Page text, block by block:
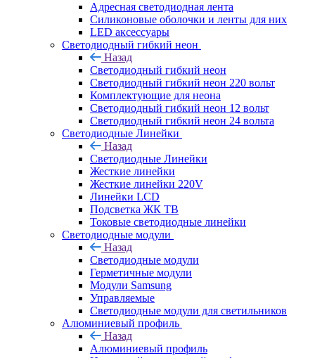
Адресная светодиодная лента
Силиконовые оболочки и ленты для них
LED аксессуары
Светодиодный гибкий неон
Назад
Светодиодный гибкий неон
Светодиодный гибкий неон 220 вольт
Комплектующие для неона
Светодиодный гибкий неон 12 вольт
Светодиодный гибкий неон 24 вольта
Светодиодные Линейки
Назад
Светодиодные Линейки
Жесткие линейки
Жесткие линейки 220V
Линейки LCD
Подсветка ЖК ТВ
Токовые светодиодные линейки
Светодиодные модули
Назад
Светодиодные модули
Герметичные модули
Модули Samsung
Управляемые
Светодиодные модули для светильников
Алюминиевый профиль
Назад
Алюминиевый профиль